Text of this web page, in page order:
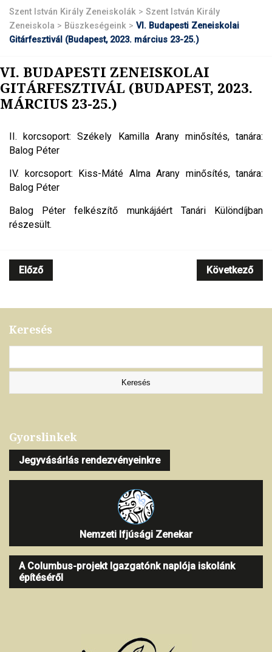
Szent István Király Zeneiskolák > Szent István Király
Zeneiskola > Büszkeségeink > VI. Budapesti Zeneiskolai
Gitárfesztivál (Budapest, 2023. március 23-25.)
VI. BUDAPESTI ZENEISKOLAI
GITÁRFESZTIVÁL (BUDAPEST, 2023.
MÁRCIUS 23-25.)
II. korcsoport: Székely Kamilla Arany minősítés, tanára:
Balog Péter
IV. korcsoport: Kiss-Máté Alma Arany minősítés, tanára:
Balog Péter
Balog Péter felkészítő munkájáért Tanári Különdíjban
részesült.
Előző Következő
Keresés
Gyorslinkek
Jegyvásárlás rendezvényeinkre
Nemzeti Ifjúsági Zenekar
A Columbus-projekt Igazgatónk naplója iskolánk
építéséről